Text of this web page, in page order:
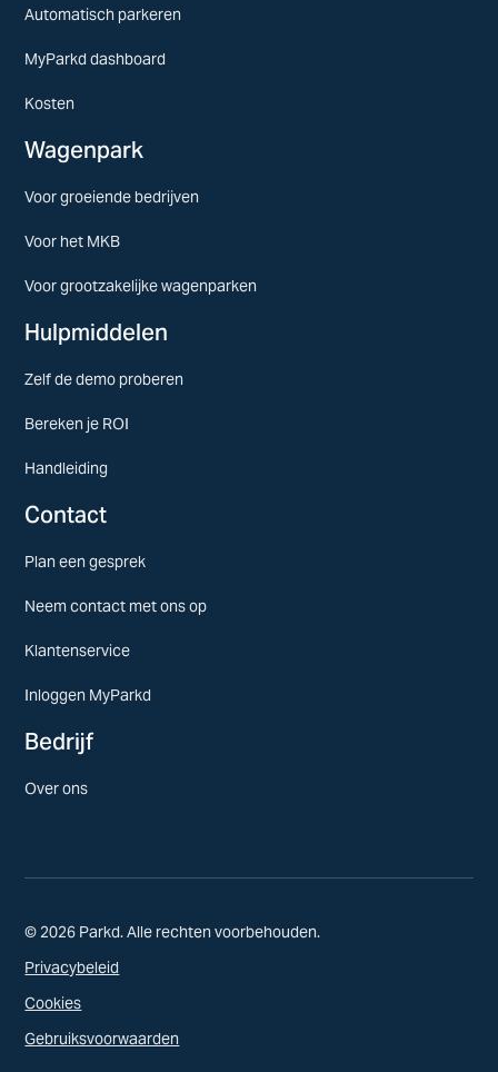
Automatisch parkeren
MyParkd dashboard
Kosten
Wagenpark
Voor groeiende bedrijven
Voor het MKB
Voor grootzakelijke wagenparken
Hulpmiddelen
Zelf de demo proberen
Bereken je ROI
Handleiding
Contact
Plan een gesprek
Neem contact met ons op
Klantenservice
Inloggen MyParkd
Bedrijf
Over ons
© 2026 Parkd. Alle rechten voorbehouden.
Privacybeleid
Cookies
Gebruiksvoorwaarden